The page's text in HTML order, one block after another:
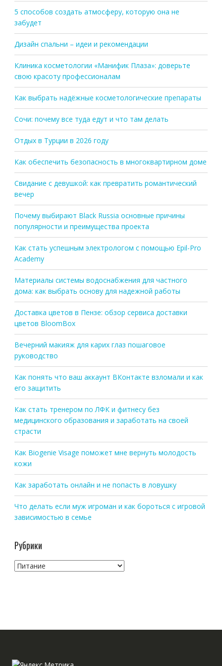
5 способов создать атмосферу, которую она не
забудет
Дизайн спальни – идеи и рекомендации
Клиника косметологии «Манифик Плаза»: доверьте
свою красоту профессионалам
Как выбрать надёжные косметологические препараты
Сочи: почему все туда едут и что там делать
Отдых в Турции в 2026 году
Как обеспечить безопасность в многоквартирном доме
Свидание с девушкой: как превратить романтический
вечер
Почему выбирают Black Russia основные причины
популярности и преимущества проекта
Как стать успешным электрологом с помощью Epil-Pro
Academy
Материалы системы водоснабжения для частного
дома: как выбрать основу для надежной работы
Доставка цветов в Пензе: обзор сервиса доставки
цветов BloomBox
Вечерний макияж для карих глаз пошаговое
руководство
Как понять что ваш аккаунт ВКонтакте взломали и как
его защитить
Как стать тренером по ЛФК и фитнесу без
медицинского образования и заработать на своей
страсти
Как Biogenie Visage поможет мне вернуть молодость
кожи
Как заработать онлайн и не попасть в ловушку
Что делать если муж игроман и как бороться с игровой
зависимостью в семье
Рубрики
Рубрики